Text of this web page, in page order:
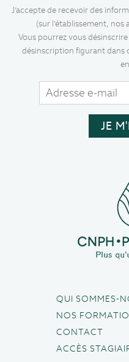
J’accepte de recevoir des
(sur l’établissement,
Vous pourrez vous
désinscription figurant dans
QUI SOMMES-
NOS
CONTACT
ACCÈS